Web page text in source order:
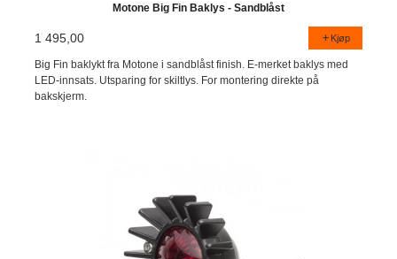
Motone Big Fin Baklys - Sandblåst
1 495,00 Kjøp
Big Fin baklykt fra Motone i sandblåst finish. E-merket baklys med
LED-innsats. Utsparing for skiltlys. For montering direkte på
bakskjerm.